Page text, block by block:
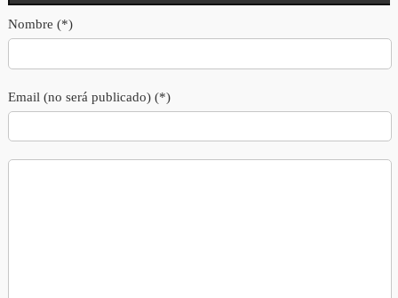
Nombre (*)
Email (no será publicado) (*)